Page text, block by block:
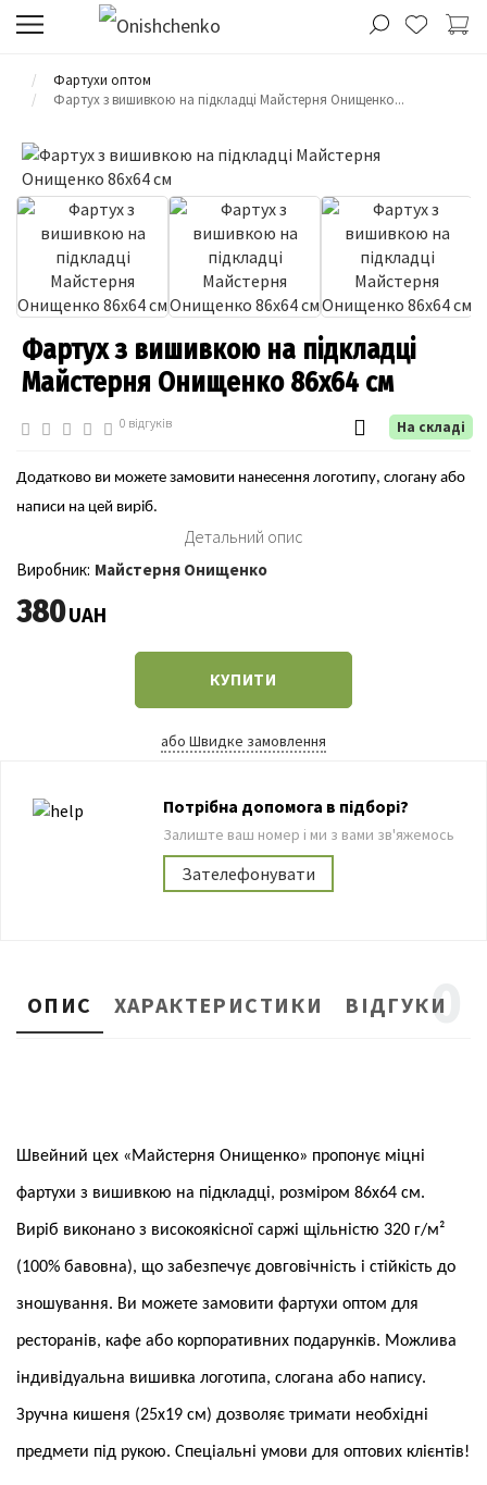
Фартухи оптом
Фартух з вишивкою на підкладці Майстерня Онищенко...
Фартух з вишивкою на підкладці
Майстерня Онищенко 86x64 см
На складі
0 відгуків
Додатково ви можете замовити нанесення логотипу, слогану або
написи на цей виріб.
Детальний опис
Виробник: Майстерня Онищенко
380UAH
КУПИТИ
або Швидке замовлення
Потрібна допомога в підборі?
Залиште ваш номер і ми з вами зв'яжемось
Зателефонувати
ОПИС ХАРАКТЕРИСТИКИ ВІДГУКИ
0
Швейний цех «Майстерня Онищенко» пропонує міцні
фартухи з вишивкою на підкладці, розміром 86x64 см.
Виріб виконано з високоякісної саржі щільністю 320 г/м²
(100% бавовна), що забезпечує довговічність і стійкість до
зношування. Ви можете замовити фартухи оптом для
ресторанів, кафе або корпоративних подарунків. Можлива
індивідуальна вишивка логотипа, слогана або напису.
Зручна кишеня (25x19 см) дозволяє тримати необхідні
предмети під рукою. Спеціальні умови для оптових клієнтів!